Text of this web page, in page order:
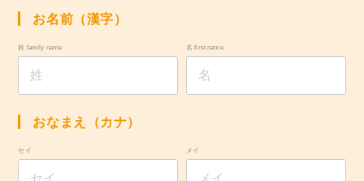
お名前（漢字）
姓 family name 名 first name
おなまえ（カナ）
セイ メイ